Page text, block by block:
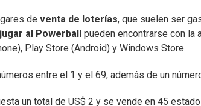
de venta de loterías, que suelen ser
al Powerball pueden encontrarse con la
Play Store (Android) y Windows Store.
entre el 1 y el 69, además de un
un total de US$ 2 y se vende en 45